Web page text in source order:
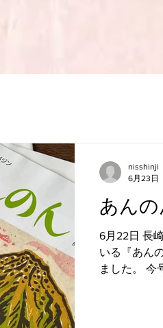
あん
6月22日 長
いる『あん
ました。 今
nisshinji
6月23日